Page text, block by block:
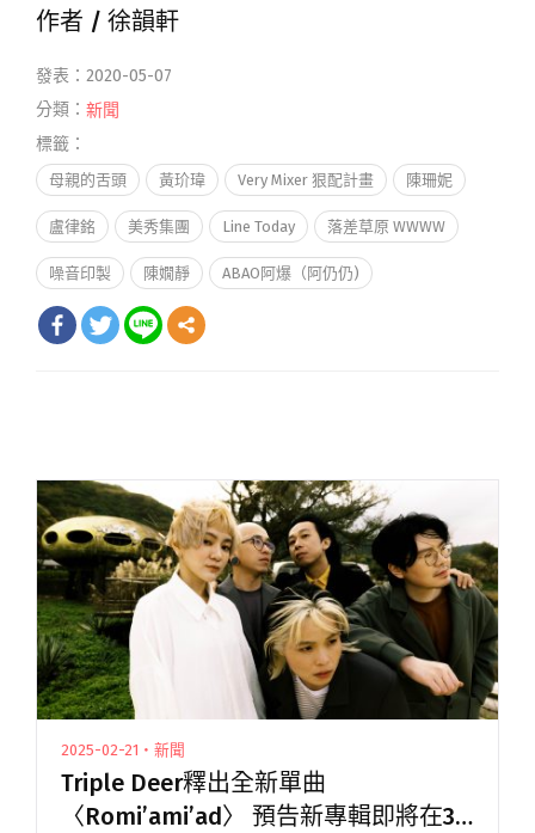
作者 / 徐韻軒
發表：2020-05-07
分類： 新聞
標籤：
母親的舌頭 黃玠瑋 Very Mixer 狠配計畫 陳珊妮
盧律銘 美秀集團 Line Today 落差草原 WWWW
噪音印製 陳嫺靜 ABAO阿爆（阿仍仍)
2025-02-21・新聞
Triple Deer釋出全新單曲
〈Romi’ami’ad〉 預告新專輯即將在3